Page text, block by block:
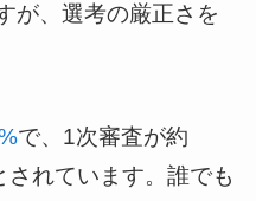
が、選考の厳正さを
で、1次審査が約
れています。誰でも